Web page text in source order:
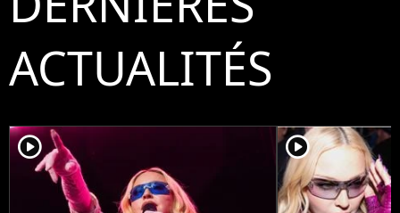
ACTUALITÉS
player2 player2